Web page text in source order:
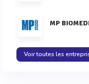
MP
Voir toutes les